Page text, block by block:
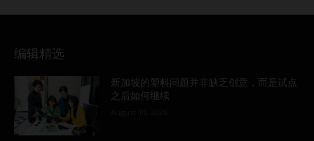
编辑精选
新加坡的塑料问题并非缺乏创意，而是试点
之后如何继续